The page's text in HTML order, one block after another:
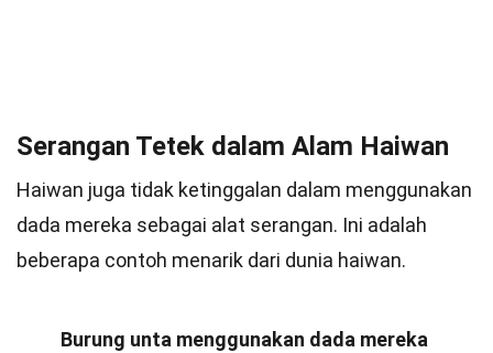
Serangan Tetek dalam Alam Haiwan
Haiwan juga tidak ketinggalan dalam menggunakan
dada mereka sebagai alat serangan. Ini adalah
beberapa contoh menarik dari dunia haiwan.
Burung unta menggunakan dada mereka